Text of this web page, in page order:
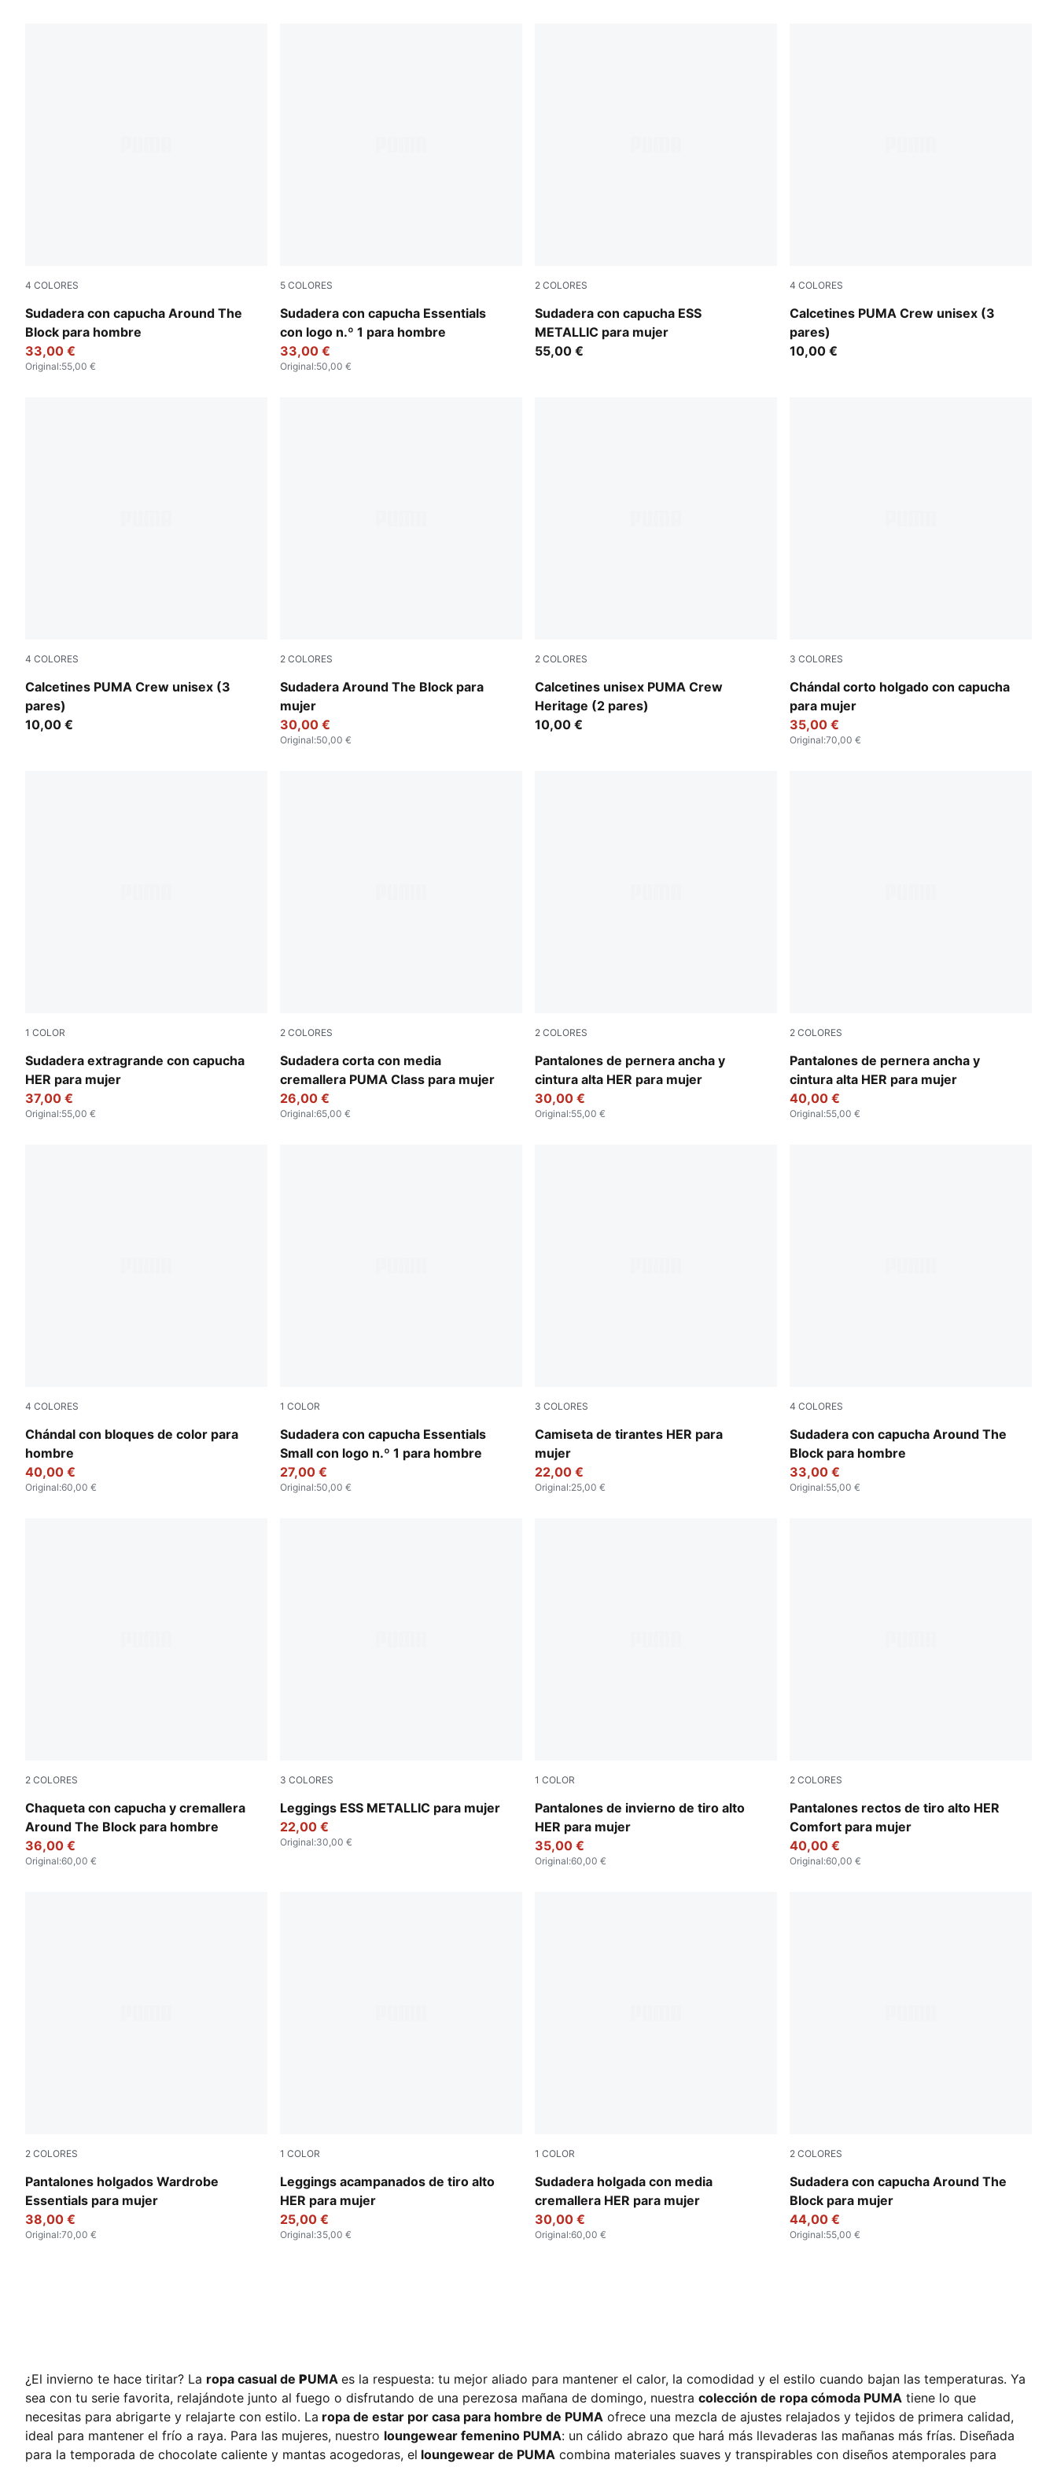
4 COLORES
Sudadera con capucha Around The
Block para hombre
Puma White
33,00 €
Original:55,00 €
5 COLORES
Sudadera con capucha Essentials
con logo n.º 1 para hombre
Puma White
33,00 €
Original:50,00 €
2 COLORES
Sudadera con capucha ESS
METALLIC para mujer
PUMA White-metallic gold
55,00 €
4 COLORES
Calcetines PUMA Crew unisex (3
pares)
white
10,00 €
4 COLORES
Calcetines PUMA Crew unisex (3
pares)
white-grey-black
10,00 €
2 COLORES
Sudadera Around The Block para
mujer
Puma White
30,00 €
Original:50,00 €
2 COLORES
Calcetines unisex PUMA Crew
Heritage (2 pares)
white
10,00 €
3 COLORES
Chándal corto holgado con capucha
para mujer
Alpine Snow
35,00 €
Original:70,00 €
1 COLOR
Sudadera extragrande con capucha
HER para mujer
Alpine Snow
37,00 €
Original:55,00 €
2 COLORES
Sudadera corta con media
cremallera PUMA Class para mujer
Alpine Snow
26,00 €
Original:65,00 €
2 COLORES
Pantalones de pernera ancha y
cintura alta HER para mujer
Alpine Snow
30,00 €
Original:55,00 €
2 COLORES
Pantalones de pernera ancha y
cintura alta HER para mujer
Puma White
40,00 €
Original:55,00 €
4 COLORES
Chándal con bloques de color para
hombre
Puma White
40,00 €
Original:60,00 €
1 COLOR
Sudadera con capucha Essentials
Small con logo n.º 1 para hombre
Alpine Snow
27,00 €
Original:50,00 €
3 COLORES
Camiseta de tirantes HER para
mujer
Puma White
22,00 €
Original:25,00 €
4 COLORES
Sudadera con capucha Around The
Block para hombre
For All Time Red
33,00 €
Original:55,00 €
2 COLORES
Chaqueta con capucha y cremallera
Around The Block para hombre
For All Time Red
36,00 €
Original:60,00 €
3 COLORES
Leggings ESS METALLIC para mujer
Ruby Shimmer-metallic gold
22,00 €
Original:30,00 €
1 COLOR
Pantalones de invierno de tiro alto
HER para mujer
Exotic Red
35,00 €
Original:60,00 €
2 COLORES
Pantalones rectos de tiro alto HER
Comfort para mujer
Ruby Shimmer
40,00 €
Original:60,00 €
2 COLORES
Pantalones holgados Wardrobe
Essentials para mujer
Ruby Shimmer
38,00 €
Original:70,00 €
1 COLOR
Leggings acampanados de tiro alto
HER para mujer
Ruby Shimmer
25,00 €
Original:35,00 €
1 COLOR
Sudadera holgada con media
cremallera HER para mujer
Ruby Shimmer
30,00 €
Original:60,00 €
2 COLORES
Sudadera con capucha Around The
Block para mujer
Puma Black
44,00 €
Original:55,00 €
¿El invierno te hace tiritar? La ropa casual de PUMA es la respuesta: tu mejor aliado para mantener el calor, la comodidad y el estilo cuando bajan las temperaturas. Ya
sea con tu serie favorita, relajándote junto al fuego o disfrutando de una perezosa mañana de domingo, nuestra colección de ropa cómoda PUMA tiene lo que
necesitas para abrigarte y relajarte con estilo. La ropa de estar por casa para hombre de PUMA ofrece una mezcla de ajustes relajados y tejidos de primera calidad,
ideal para mantener el frío a raya. Para las mujeres, nuestro loungewear femenino PUMA: un cálido abrazo que hará más llevaderas las mañanas más frías. Diseñada
para la temporada de chocolate caliente y mantas acogedoras, el loungewear de PUMA combina materiales suaves y transpirables con diseños atemporales para